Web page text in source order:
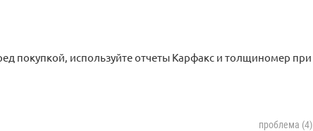
покупкой, используйте отчеты Карфакс и толщиномер при
проблема (4)